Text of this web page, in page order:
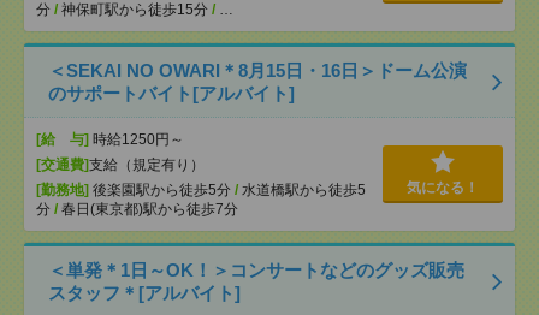
分 / 神保町駅から徒歩15分 / …
＜SEKAI NO OWARI＊8月15日・16日＞ドーム公演
のサポートバイト[アルバイト]
[給 与] 時給1250円～
[交通費]支給（規定有り）
[勤務地] 後楽園駅から徒歩5分 / 水道橋駅から徒歩5
分 / 春日(東京都)駅から徒歩7分
気になる！
＜単発＊1日～OK！＞コンサートなどのグッズ販売
スタッフ＊[アルバイト]